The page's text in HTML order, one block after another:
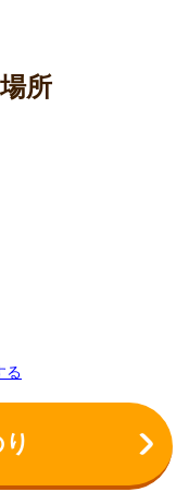
タイプ別対処法で
も？放っておけな
原因と自宅ででき
所
る